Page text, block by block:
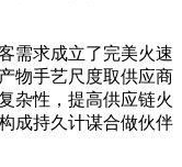
求成立了完美火速
物手艺尺度取供应商
杂性，提高供应链火
成持久计谋合做伙伴